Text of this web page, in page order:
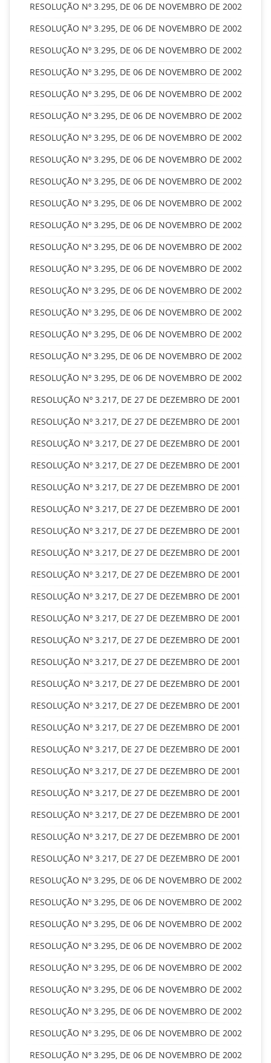
RESOLUÇÃO Nº 3.295, DE 06 DE NOVEMBRO DE 2002
RESOLUÇÃO Nº 3.295, DE 06 DE NOVEMBRO DE 2002
RESOLUÇÃO Nº 3.295, DE 06 DE NOVEMBRO DE 2002
RESOLUÇÃO Nº 3.295, DE 06 DE NOVEMBRO DE 2002
RESOLUÇÃO Nº 3.295, DE 06 DE NOVEMBRO DE 2002
RESOLUÇÃO Nº 3.295, DE 06 DE NOVEMBRO DE 2002
RESOLUÇÃO Nº 3.295, DE 06 DE NOVEMBRO DE 2002
RESOLUÇÃO Nº 3.295, DE 06 DE NOVEMBRO DE 2002
RESOLUÇÃO Nº 3.295, DE 06 DE NOVEMBRO DE 2002
RESOLUÇÃO Nº 3.295, DE 06 DE NOVEMBRO DE 2002
RESOLUÇÃO Nº 3.295, DE 06 DE NOVEMBRO DE 2002
RESOLUÇÃO Nº 3.295, DE 06 DE NOVEMBRO DE 2002
RESOLUÇÃO Nº 3.295, DE 06 DE NOVEMBRO DE 2002
RESOLUÇÃO Nº 3.295, DE 06 DE NOVEMBRO DE 2002
RESOLUÇÃO Nº 3.295, DE 06 DE NOVEMBRO DE 2002
RESOLUÇÃO Nº 3.295, DE 06 DE NOVEMBRO DE 2002
RESOLUÇÃO Nº 3.295, DE 06 DE NOVEMBRO DE 2002
RESOLUÇÃO Nº 3.295, DE 06 DE NOVEMBRO DE 2002
RESOLUÇÃO Nº 3.217, DE 27 DE DEZEMBRO DE 2001
RESOLUÇÃO Nº 3.217, DE 27 DE DEZEMBRO DE 2001
RESOLUÇÃO Nº 3.217, DE 27 DE DEZEMBRO DE 2001
RESOLUÇÃO Nº 3.217, DE 27 DE DEZEMBRO DE 2001
RESOLUÇÃO Nº 3.217, DE 27 DE DEZEMBRO DE 2001
RESOLUÇÃO Nº 3.217, DE 27 DE DEZEMBRO DE 2001
RESOLUÇÃO Nº 3.217, DE 27 DE DEZEMBRO DE 2001
RESOLUÇÃO Nº 3.217, DE 27 DE DEZEMBRO DE 2001
RESOLUÇÃO Nº 3.217, DE 27 DE DEZEMBRO DE 2001
RESOLUÇÃO Nº 3.217, DE 27 DE DEZEMBRO DE 2001
RESOLUÇÃO Nº 3.217, DE 27 DE DEZEMBRO DE 2001
RESOLUÇÃO Nº 3.217, DE 27 DE DEZEMBRO DE 2001
RESOLUÇÃO Nº 3.217, DE 27 DE DEZEMBRO DE 2001
RESOLUÇÃO Nº 3.217, DE 27 DE DEZEMBRO DE 2001
RESOLUÇÃO Nº 3.217, DE 27 DE DEZEMBRO DE 2001
RESOLUÇÃO Nº 3.217, DE 27 DE DEZEMBRO DE 2001
RESOLUÇÃO Nº 3.217, DE 27 DE DEZEMBRO DE 2001
RESOLUÇÃO Nº 3.217, DE 27 DE DEZEMBRO DE 2001
RESOLUÇÃO Nº 3.217, DE 27 DE DEZEMBRO DE 2001
RESOLUÇÃO Nº 3.217, DE 27 DE DEZEMBRO DE 2001
RESOLUÇÃO Nº 3.217, DE 27 DE DEZEMBRO DE 2001
RESOLUÇÃO Nº 3.217, DE 27 DE DEZEMBRO DE 2001
RESOLUÇÃO Nº 3.295, DE 06 DE NOVEMBRO DE 2002
RESOLUÇÃO Nº 3.295, DE 06 DE NOVEMBRO DE 2002
RESOLUÇÃO Nº 3.295, DE 06 DE NOVEMBRO DE 2002
RESOLUÇÃO Nº 3.295, DE 06 DE NOVEMBRO DE 2002
RESOLUÇÃO Nº 3.295, DE 06 DE NOVEMBRO DE 2002
RESOLUÇÃO Nº 3.295, DE 06 DE NOVEMBRO DE 2002
RESOLUÇÃO Nº 3.295, DE 06 DE NOVEMBRO DE 2002
RESOLUÇÃO Nº 3.295, DE 06 DE NOVEMBRO DE 2002
RESOLUÇÃO Nº 3.295, DE 06 DE NOVEMBRO DE 2002